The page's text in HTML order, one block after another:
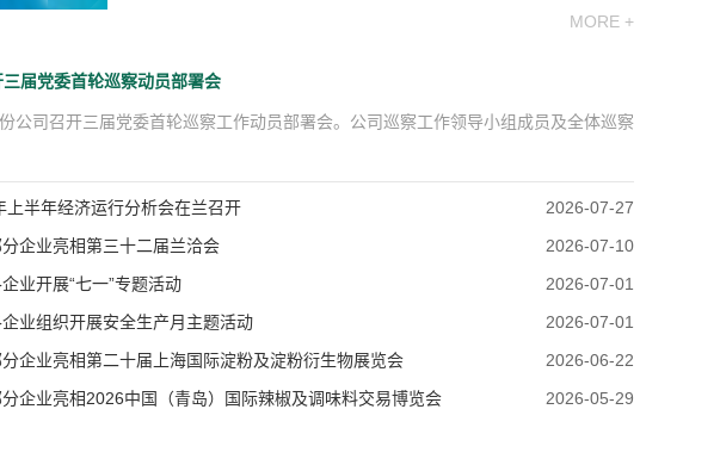
MORE +
届党委首轮巡察动员部署会
公司召开三届党委首轮巡察工作动员部署会。公司巡察工作领导小组成员及全体巡察
上半年经济运行分析会在兰召开
2026-07-27
企业亮相第三十二届兰洽会
2026-07-10
业开展“七一”专题活动
2026-07-01
业组织开展安全生产月主题活动
2026-07-01
企业亮相第二十届上海国际淀粉及淀粉衍生物展览会
2026-06-22
企业亮相2026中国（青岛）国际辣椒及调味料交易博览会
2026-05-29